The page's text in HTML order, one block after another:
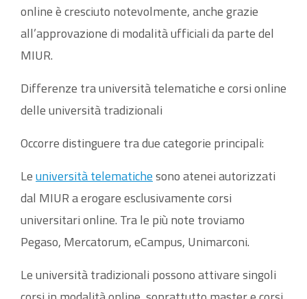
online è cresciuto notevolmente, anche grazie
all’approvazione di modalità ufficiali da parte del
MIUR.
Differenze tra università telematiche e corsi online
delle università tradizionali
Occorre distinguere tra due categorie principali:
Leuniversità telematichesono atenei autorizzati
dal MIUR a erogare esclusivamente corsi
universitari online. Tra le più note troviamo
Pegaso, Mercatorum, eCampus, Unimarconi.
Le università tradizionali possono attivare singoli